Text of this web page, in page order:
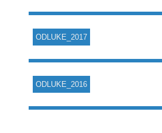
ODLUKE_2017
ODLUKE_2016